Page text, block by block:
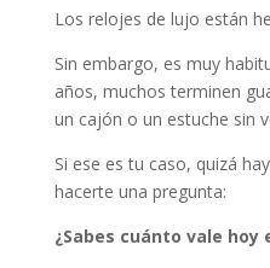
Los relojes de lujo están
Sin embargo, es muy
años, muchos terminen
un cajón o un estuche sin
Si ese es tu caso, quizá
hacerte una pregunta:
¿Sabes cuánto vale hoy